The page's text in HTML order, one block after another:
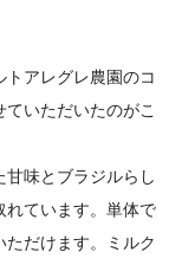
アレグレ農園のコ
いただいたのがこ
味とブラジルらし
れています。単体で
だけます。ミルク